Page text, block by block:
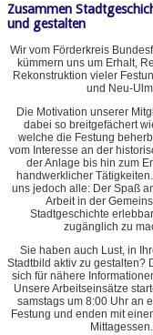
Zusammen
und gestalten
Wir vom Förderkreis
kümmern uns um Erhalt,
Rekonstruktion vieler
und Neu-
Die Motivation unserer
dabei so breitgefächert
welche die Festung
vom Interesse an der
der Anlage bis hin zum
handwerklicher
uns jedoch alle: Der Spaß
Arbeit in der
Stadtgeschichte
zugänglich zu
Sie haben auch Lust, in
Stadtbild aktiv zu gestalten?
sich für nähere
Unsere Arbeitseinsätze
samstags um 8:00 Uhr an
Festung und enden mit
Mittagessen.